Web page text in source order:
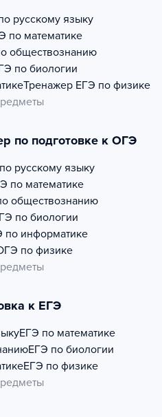
русскому языку
по математике
обществознанию
по биологии
Тренажер ЕГЭ по физике
по подготовке к ОГЭ
русскому языку
по математике
обществознанию
по биологии
по информатике
по физике
к ЕГЭ
ЕГЭ по математике
ЕГЭ по биологии
ЕГЭ по физике